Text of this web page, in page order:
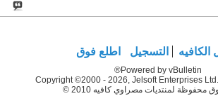
الكافيه التسجيل اطلع فوق
Powered by vBulletin®
Copyright ©2000 - 2026, Jelsoft Enterprises
محفوظة لمنتديات مصراوي كافيه 2010 ©